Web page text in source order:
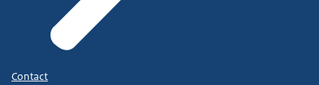
Contact